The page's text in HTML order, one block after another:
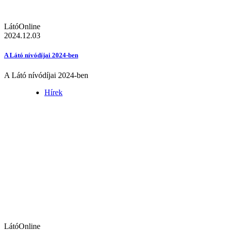
LátóOnline
2024.12.03
A Látó nívódíjai 2024-ben
A Látó nívódíjai 2024-ben
Hírek
LátóOnline